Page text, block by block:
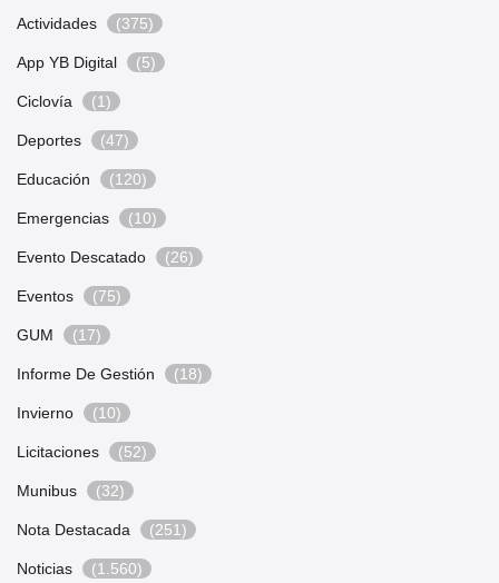
Actividades (375)
App YB Digital (5)
Ciclovía (1)
Deportes (47)
Educación (120)
Emergencias (10)
Evento Descatado (26)
Eventos (75)
GUM (17)
Informe De Gestión (18)
Invierno (10)
Licitaciones (52)
Munibus (32)
Nota Destacada (251)
Noticias (1.560)